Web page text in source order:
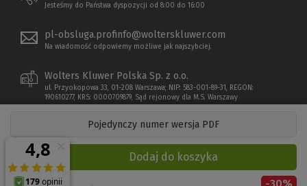
Pojedynczy numer wersja PDF
Dodaj do koszyka
Jesteśmy do Państwa dyspozycji od 8:00 do 16:00
pl-obsluga.profinfo@wolterskluwer.com
Na wiadomość odpowiemy możliwe jak najszybciej.
Wolters Kluwer Polska Sp. z o.o.
ul. Przyokopowa 33, 01-208 Warszawa; NIP: 583-001-89-31, REGON:
190610277, KRS: 0000709879, Sąd rejonowy dla M.S. Warszawy